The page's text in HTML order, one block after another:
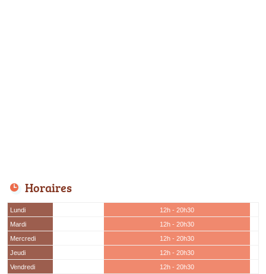
Horaires
Lundi
12h - 20h30
Mardi
12h - 20h30
Mercredi
12h - 20h30
Jeudi
12h - 20h30
Vendredi
12h - 20h30